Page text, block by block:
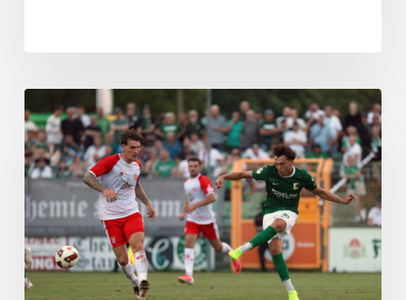
Pleite:
Chemie
kassiert
späten
Knockout
gegen
Halle